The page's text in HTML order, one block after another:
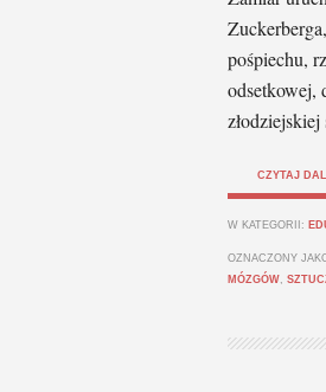
pośpiechu,
odsetkowej,
CZYTAJ
W KATEGORII:
OZNACZONY
MÓZGÓW,